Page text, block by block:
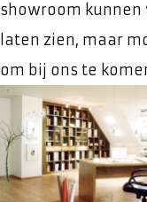
showroom
laten zien, maar
om bij ons te